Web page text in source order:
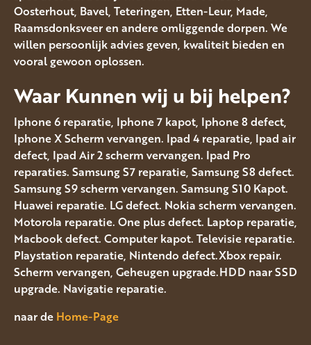
Oosterhout, Bavel, Teteringen, Etten-Leur, Made,
Raamsdonksveer en andere omliggende dorpen. We
willen persoonlijk advies geven, kwaliteit bieden en
vooral gewoon oplossen.
Waar Kunnen wij u bij helpen?
Iphone 6 reparatie, Iphone 7 kapot, Iphone 8 defect,
Iphone X Scherm vervangen. Ipad 4 reparatie, Ipad air
defect, Ipad Air 2 scherm vervangen. Ipad Pro
reparaties. Samsung S7 reparatie, Samsung S8 defect.
Samsung S9 scherm vervangen. Samsung S10 Kapot.
Huawei reparatie. LG defect. Nokia scherm vervangen.
Motorola reparatie. One plus defect. Laptop reparatie,
Macbook defect. Computer kapot. Televisie reparatie.
Playstation reparatie, Nintendo defect.Xbox repair.
Scherm vervangen, Geheugen upgrade.HDD naar SSD
upgrade. Navigatie reparatie.
naar de Home-Page